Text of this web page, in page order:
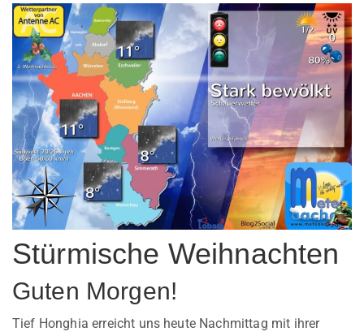
Stürmische Weihnachten
Guten Morgen!
Tief Honghia erreicht uns heute Nachmittag mit ihrer